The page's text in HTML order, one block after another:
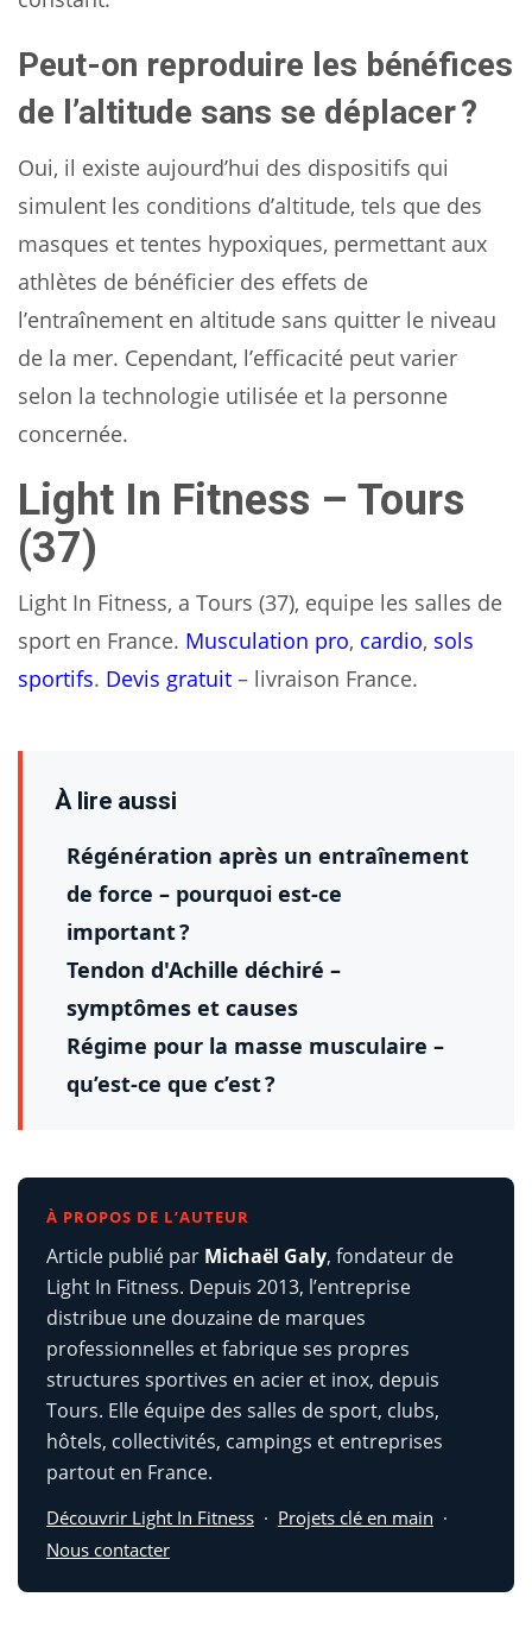
Peut-on reproduire les bénéfices
de l’altitude sans se déplacer ?
Oui, il existe aujourd’hui des dispositifs qui
simulent les conditions d’altitude, tels que des
masques et tentes hypoxiques, permettant aux
athlètes de bénéficier des effets de
l’entraînement en altitude sans quitter le niveau
de la mer. Cependant, l’efficacité peut varier
selon la technologie utilisée et la personne
concernée.
Light In Fitness – Tours
(37)
Light In Fitness, a Tours (37), equipe les salles de
sport en France. Musculation pro, cardio, sols
sportifs. Devis gratuit – livraison France.
À lire aussi
Régénération après un entraînement
de force – pourquoi est-ce
important ?
Tendon d'Achille déchiré –
symptômes et causes
Régime pour la masse musculaire –
qu’est-ce que c’est ?
À PROPOS DE L’AUTEUR
Article publié par Michaël Galy, fondateur de
Light In Fitness. Depuis 2013, l’entreprise
distribue une douzaine de marques
professionnelles et fabrique ses propres
structures sportives en acier et inox, depuis
Tours. Elle équipe des salles de sport, clubs,
hôtels, collectivités, campings et entreprises
partout en France.
Découvrir Light In Fitness · Projets clé en main ·
Nous contacter